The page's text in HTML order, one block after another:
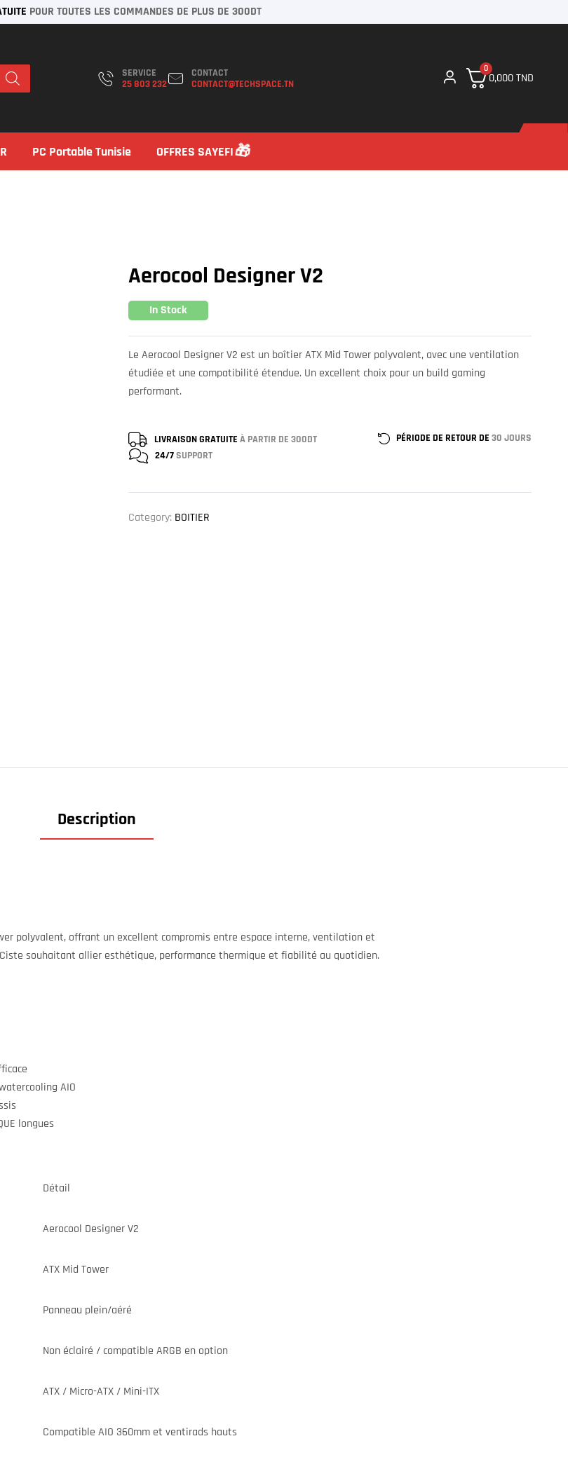
POUR TOUTES LES COMMANDES DE PLUS DE 300DT
SERVICE
25 803 232
CONTACT
CONTACT@TECHSPACE.TN
0
0,000TND
PC Portable Tunisie OFFRES SAYEFI
Aerocool Designer V2
In Stock
Le Aerocool Designer V2 est un boîtier ATX Mid Tower polyvalent, avec une ventilation
étudiée et une compatibilité étendue. Un excellent choix pour un build gaming
performant.
LIVRAISON GRATUITE À PARTIR DE 300DT PÉRIODE DE RETOUR DE 30 JOURS
24/7SUPPORT
Category: BOITIER
Description
polyvalent, offrant un excellent compromis entre espace interne, ventilation et
souhaitant allier esthétique, performance thermique et fiabilité au quotidien.
AIO
longues
Détail
Aerocool Designer V2
ATX Mid Tower
Panneau plein/aéré
Non éclairé / compatible ARGB en option
ATX / Micro-ATX / Mini-ITX
Compatible AIO 360mm et ventirads hauts